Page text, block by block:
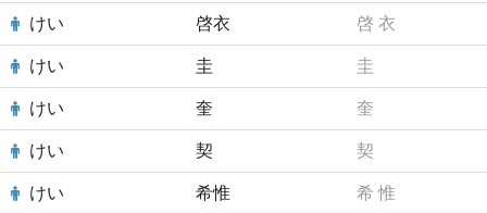
けい 啓衣 啓 衣
けい 圭 圭
けい 奎 奎
けい 契 契
けい 希惟 希 惟